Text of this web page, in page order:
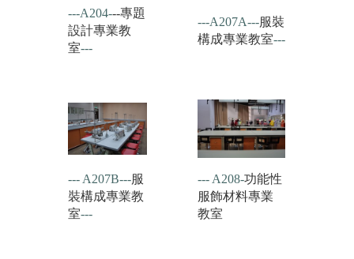
---A204---專題
設計專業教
室---
---A207A---服裝
構成專業教室---
--- A207B---服
裝構成專業教
室---
--- A208-功能性
服飾材料專業
教室